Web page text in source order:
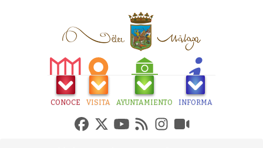
CONOCE VISITA AYUNTAMIENTO INFORMA